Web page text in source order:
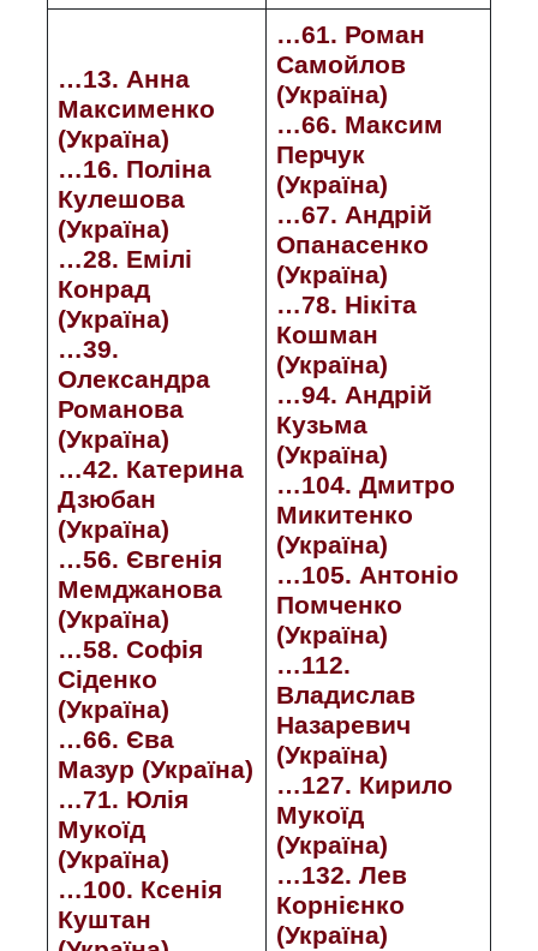
…13. Анна
Максименко
(Україна)
…16. Поліна
Кулешова
(Україна)
…28. Емілі
Конрад
(Україна)
…39.
Олександра
Романова
(Україна)
…42. Катерина
Дзюбан
(Україна)
…56. Євгенія
Мемджанова
(Україна)
…58. Софія
Сіденко
(Україна)
…66. Єва
Мазур (Україна)
…71. Юлія
Мукоїд
(Україна)
…100. Ксенія
Куштан
…61. Роман
Самойлов
(Україна)
…66. Максим
Перчук
(Україна)
…67. Андрій
Опанасенко
(Україна)
…78. Нікіта
Кошман
(Україна)
…94. Андрій
Кузьма
(Україна)
…104. Дмитро
Микитенко
(Україна)
…105. Антоніо
Помченко
(Україна)
…112.
Владислав
Назаревич
(Україна)
…127. Кирило
Мукоїд
(Україна)
…132. Лев
Корнієнко
(Україна)